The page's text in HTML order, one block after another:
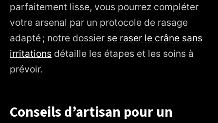
parfaitement lisse, vous pourrez compléter
votre arsenal par un protocole de rasage
adapté ; notre dossier se raser le crâne sans
irritations détaille les étapes et les soins à
prévoir.
Conseils d’artisan pour un